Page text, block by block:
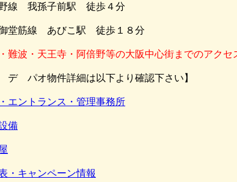
線 我孫子前駅 徒歩４分
堂筋線 あびこ駅 徒歩１８分
難波・天王寺・阿倍野等の大阪中心街までのアクセ
デ パオ物件詳細は以下より確認下さい】
エントランス・管理事務所
備
・キャンペーン情報